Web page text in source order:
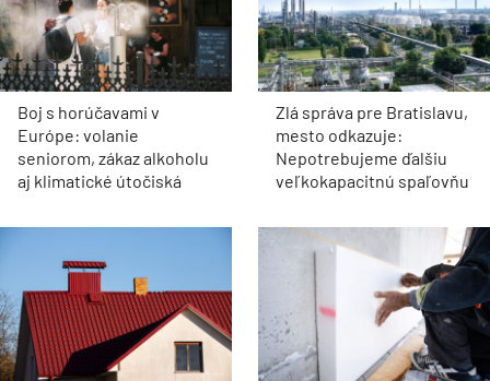
Boj s horúčavami v
Európe: volanie
seniorom, zákaz alkoholu
aj klimatické útočiská
Zlá správa pre Bratislavu,
mesto odkazuje:
Nepotrebujeme ďalšiu
veľkokapacitnú spaľovňu